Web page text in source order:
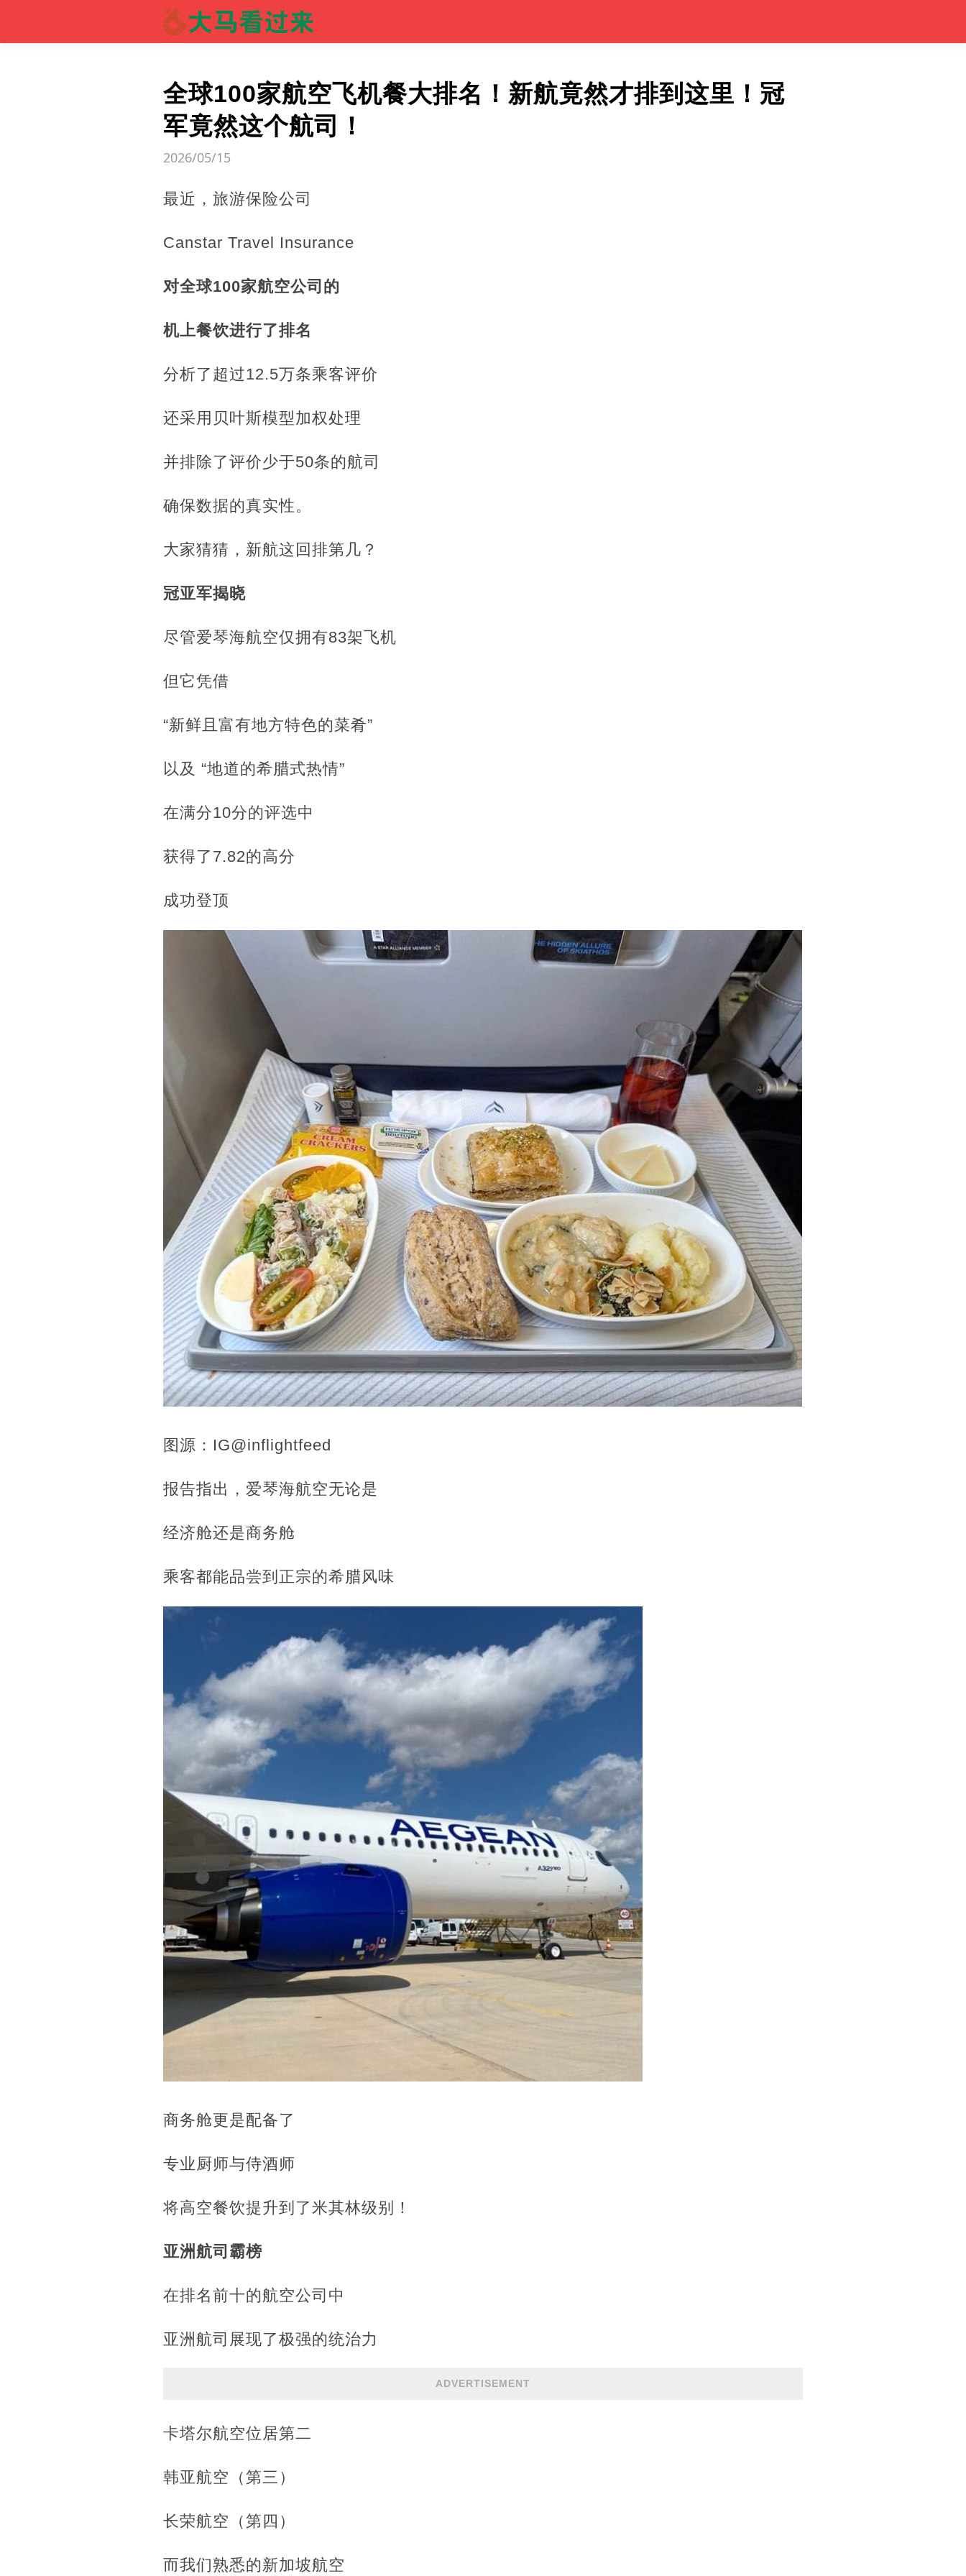
全球100家航空飞机餐大排名！新航竟然才排到这里！冠
军竟然这个航司！
2026/05/15
最近，旅游保险公司
Canstar Travel Insurance
对全球100家航空公司的
机上餐饮进行了排名
分析了超过12.5万条乘客评价
还采用贝叶斯模型加权处理
并排除了评价少于50条的航司
确保数据的真实性。
大家猜猜，新航这回排第几？
冠亚军揭晓
尽管爱琴海航空仅拥有83架飞机
但它凭借
“新鲜且富有地方特色的菜肴”
以及 “地道的希腊式热情”
在满分10分的评选中
获得了7.82的高分
成功登顶
图源：IG@inflightfeed
报告指出，爱琴海航空无论是
经济舱还是商务舱
乘客都能品尝到正宗的希腊风味
商务舱更是配备了
专业厨师与侍酒师
将高空餐饮提升到了米其林级别！
亚洲航司霸榜
在排名前十的航空公司中
亚洲航司展现了极强的统治力
ADVERTISEMENT
卡塔尔航空位居第二
韩亚航空（第三）
长荣航空（第四）
而我们熟悉的新加坡航空